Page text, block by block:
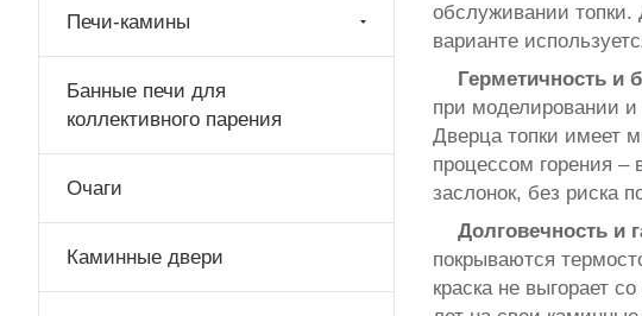
обслуживании
варианте
Герметичность и
при моделировании и
Дверца топки имеет
процессом горения –
заслонок, без риска
Долговечность и
покрываются
краска не выгорает
Печи-камины
Банные печи для
коллективного парения
Очаги
Каминные двери